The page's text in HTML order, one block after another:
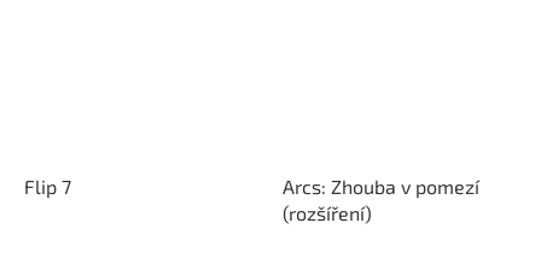
Flip 7
Arcs: Zhouba v pomezí
(rozšíření)